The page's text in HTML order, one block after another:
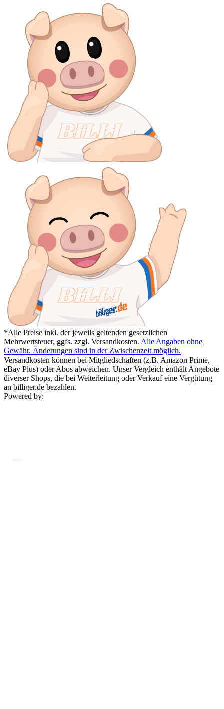
*Alle Preise inkl. der jeweils geltenden gesetzlichen
Mehrwertsteuer, ggfs. zzgl. Versandkosten. Alle Angaben ohne
Gewähr. Änderungen sind in der Zwischenzeit möglich.
Versandkosten können bei Mitgliedschaften (z.B. Amazon Prime,
eBay Plus) oder Abos abweichen. Unser Vergleich enthält Angebote
diverser Shops, die bei Weiterleitung oder Verkauf eine Vergütung
an billiger.de bezahlen.
Powered by: